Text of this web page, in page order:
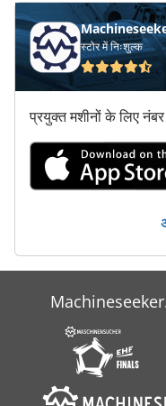
स्टोर में निःशुल्क
प्रयुक्त मशीनों के लिए